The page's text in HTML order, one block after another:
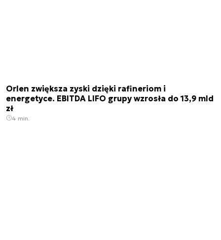
Orlen zwiększa zyski dzięki rafineriom i
energetyce. EBITDA LIFO grupy wzrosła do 13,9 mld
zł
4 min.